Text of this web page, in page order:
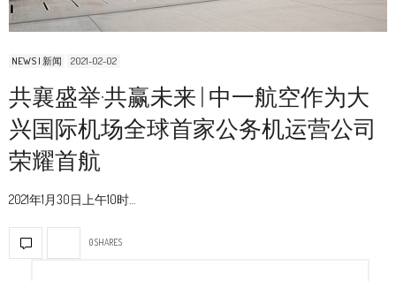
NEWS | 新闻 2021-02-02
共襄盛举·共赢未来 | 中一航空作为大
兴国际机场全球首家公务机运营公司
荣耀首航
2021年1月30日上午10时…
0 SHARES